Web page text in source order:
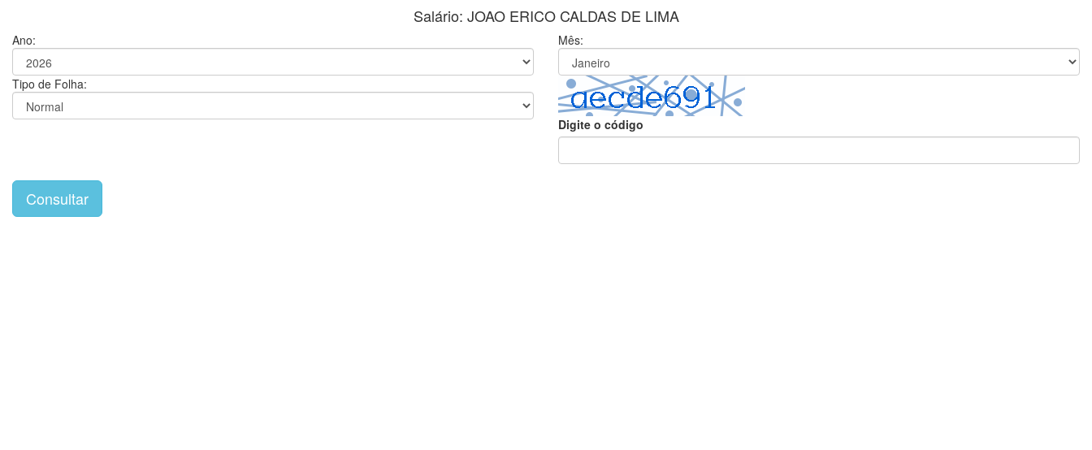
Salário: JOAO ERICO CALDAS DE LIMA
Ano: Mês:
Tipo de Folha:
Digite o código